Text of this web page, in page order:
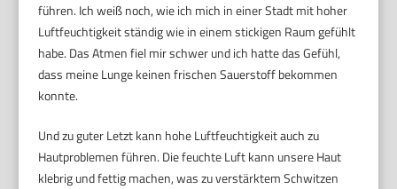
führen. Ich weiß noch, wie ich mich in einer Stadt mit hoher
Luftfeuchtigkeit ständig wie in einem stickigen Raum gefühlt
habe. Das Atmen fiel mir schwer und ich hatte das Gefühl,
dass meine Lunge keinen frischen Sauerstoff bekommen
konnte.
Und zu guter Letzt kann hohe Luftfeuchtigkeit auch zu
Hautproblemen führen. Die feuchte Luft kann unsere Haut
klebrig und fettig machen, was zu verstärktem Schwitzen